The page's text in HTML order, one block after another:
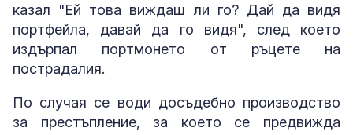
казал "Ей това виждаш ли го? Дай да видя
портфейла, давай да го видя", след което
издърпал портмонето от ръцете на
пострадалия.
По случая се води досъдебно производство
за престъплениe, за което се предвижда